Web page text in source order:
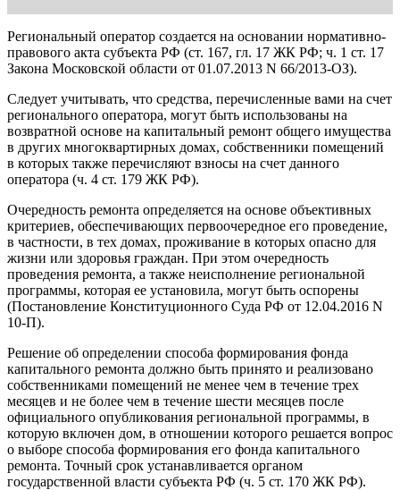
Региональный оператор создается на основании нормативно-
правового акта субъекта РФ (ст. 167, гл. 17 ЖК РФ; ч. 1 ст. 17
Закона Московской области от 01.07.2013 N 66/2013-ОЗ).
Следует учитывать, что средства, перечисленные вами на счет
регионального оператора, могут быть использованы на
возвратной основе на капитальный ремонт общего имущества
в других многоквартирных домах, собственники помещений
в которых также перечисляют взносы на счет данного
оператора (ч. 4 ст. 179 ЖК РФ).
Очередность ремонта определяется на основе объективных
критериев, обеспечивающих первоочередное его проведение,
в частности, в тех домах, проживание в которых опасно для
жизни или здоровья граждан. При этом очередность
проведения ремонта, а также неисполнение региональной
программы, которая ее установила, могут быть оспорены
(Постановление Конституционного Суда РФ от 12.04.2016 N
10-П).
Решение об определении способа формирования фонда
капитального ремонта должно быть принято и реализовано
собственниками помещений не менее чем в течение трех
месяцев и не более чем в течение шести месяцев после
официального опубликования региональной программы, в
которую включен дом, в отношении которого решается вопрос
о выборе способа формирования его фонда капитального
ремонта. Точный срок устанавливается органом
государственной власти субъекта РФ (ч. 5 ст. 170 ЖК РФ).